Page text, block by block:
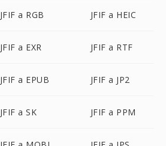
JFIF a RGB JFIF a HEIC
JFIF a EXR JFIF a RTF
JFIF a EPUB JFIF a JP2
JFIF a SK JFIF a PPM